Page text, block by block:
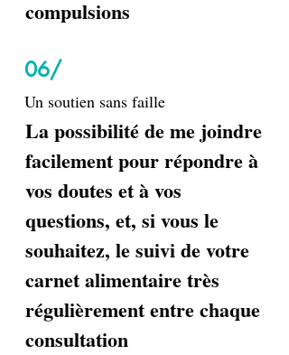
compulsions
06/
Un soutien sans faille
La possibilité de me joindre
facilement pour répondre à
vos doutes et à vos
questions, et, si vous le
souhaitez, le suivi de votre
carnet alimentaire très
régulièrement entre chaque
consultation